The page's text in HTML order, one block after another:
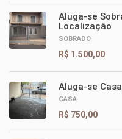
Aluga-se
Localização
SOBRADO
R$ 1.500,00
Aluga-se
CASA
R$ 750,00